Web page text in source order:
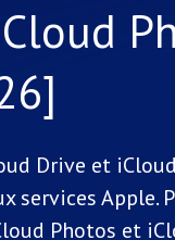
Drive et
services Apple.
Photos et